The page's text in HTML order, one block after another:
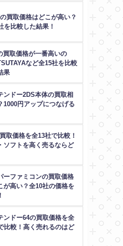
買取価格はどこが高い？
を比較した結果！
買取価格が一番高いの
など全15社を比較
果
ンドー2DS本体の買取相
1000円アップにつなげる
取価格を全13社で比較！
ソフトを高く売るならど
ーファミコンの買取価格
が高い？全10社の価格を
ンドー64の買取価格を全
比較！高く売れるのはど